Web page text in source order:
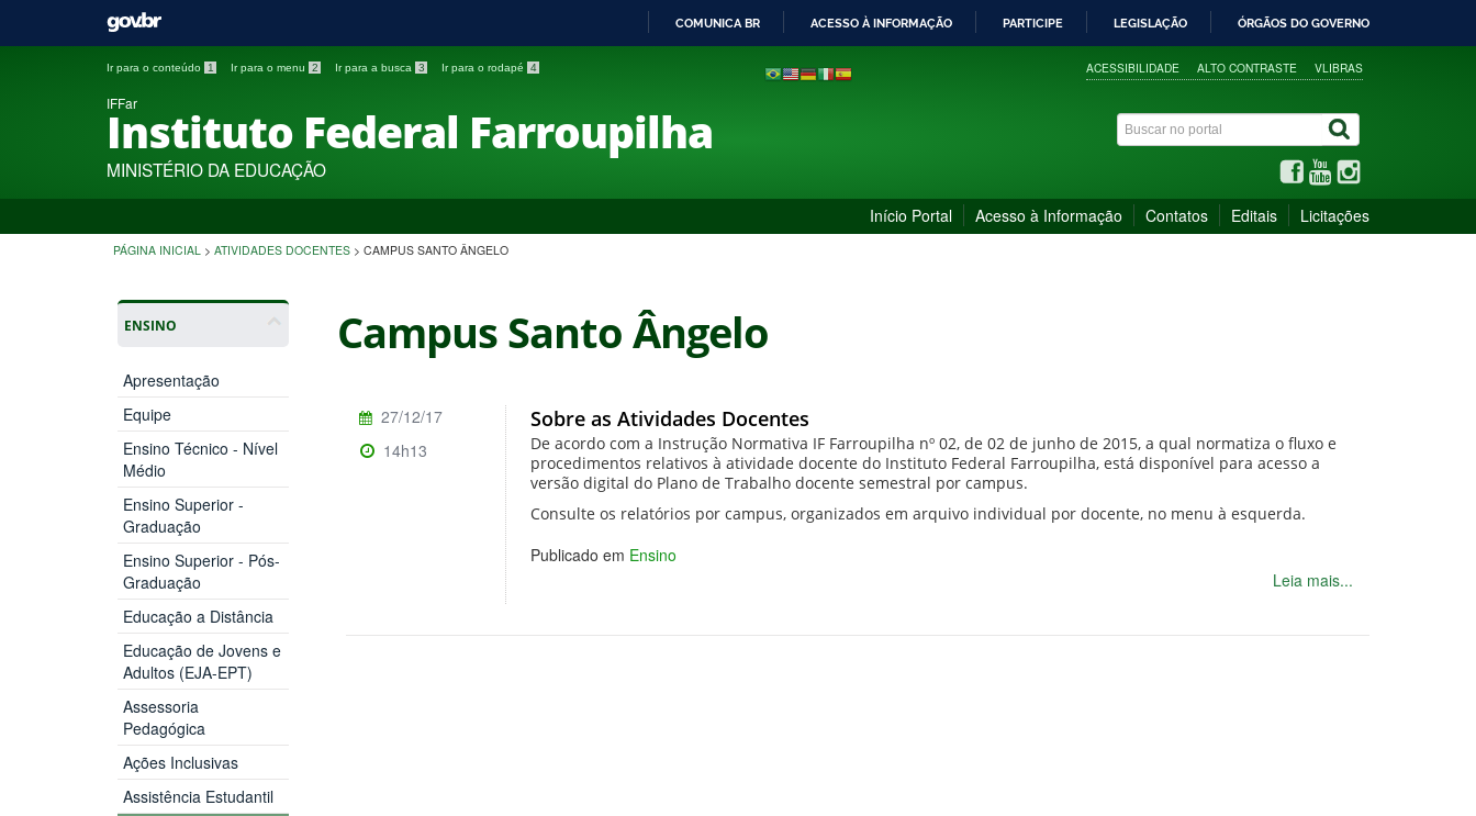
PARA
COMUNICA BR ACESSO À INFORMAÇÃO PARTICIPE LEGISLAÇÃO ÓRGÃOS DO GOVERNO
Ir para o conteúdo 1 Ir para o menu 2 Ir para a busca 3 Ir para o rodapé 4 ACESSIBILIDADE ALTO CONTRASTE VLIBRAS
IFFar
Instituto Federal Farroupilha
MINISTÉRIO DA EDUCAÇÃO
Início Portal Acesso à Informação Contatos Editais Licitações
PÁGINA INICIAL > ATIVIDADES DOCENTES > CAMPUS SANTO ÂNGELO
ENSINO
Apresentação
Equipe
Ensino Técnico - Nível
Médio
Ensino Superior -
Graduação
Ensino Superior - Pós-
Graduação
Educação a Distância
Educação de Jovens e
Adultos (EJA-EPT)
Assessoria
Pedagógica
Ações Inclusivas
Assistência Estudantil
Campus Santo Ângelo
Sobre as Atividades Docentes
De acordo com a Instrução Normativa IF Farroupilha nº 02, de 02 de junho de 2015, a qual normatiza o fluxo e
procedimentos relativos à atividade docente do Instituto Federal Farroupilha, está disponível para acesso a
versão digital do Plano de Trabalho docente semestral por campus.
Consulte os relatórios por campus, organizados em arquivo individual por docente, no menu à esquerda.
Publicado em Ensino
Leia mais...
27/12/17
14h13